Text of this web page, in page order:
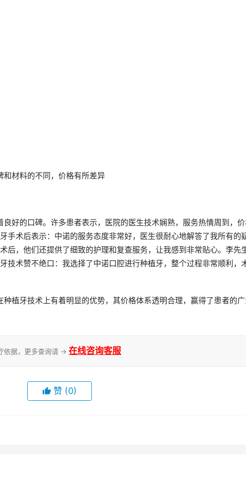
和材料的不同，价格有所差异
手术后表示：中诺的服务态度非常好，医生很耐心地解答了我所有的
后，他们还提供了细致的护理和复查服务，让我感到非常贴心。李先
技术赞不绝口：我选择了中诺口腔进行种植牙，整个过程非常顺利，
依据，更多查询请 → 在线咨询客服
赞 (0)